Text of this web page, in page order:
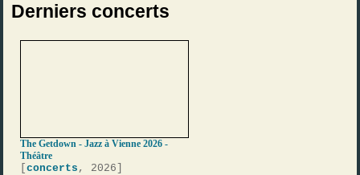
Derniers concerts
The Getdown - Jazz à Vienne 2026 -
Théâtre
[concerts , 2026]